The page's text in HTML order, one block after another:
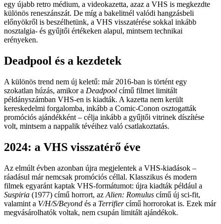
egy újabb retro médium, a videokazetta, azaz a VHS is megkezdte
különös reneszánszát. De míg a bakelitnél valódi hangzásbeli
előnyökről is beszélhetünk, a VHS visszatérése sokkal inkább
nosztalgia- és gyűjtői értékeken alapul, mintsem technikai
erényeken.
Deadpool és a kezdetek
A különös trend nem új keletű: már 2016-ban is történt egy
szokatlan húzás, amikor a Deadpool című filmet limitált
példányszámban VHS-en is kiadták. A kazetta nem került
kereskedelmi forgalomba, inkább a Comic-Conon osztogatták
promóciós ajándékként – célja inkább a gyűjtői vitrinek díszítése
volt, mintsem a nappalik tévéihez való csatlakoztatás.
2024: a VHS visszatérő éve
Az elmúlt évben azonban újra megjelentek a VHS-kiadások –
ráadásul már nemcsak promóciós céllal. Klasszikus és modern
filmek egyaránt kaptak VHS-formátumot: újra kiadták például a
Suspiria (1977) című horrort, az Alien: Romulus című új sci-fit,
valamint a V/H/S/Beyond és a Terrifiercímű horrorokat is. Ezek már
megvásárolhatók voltak, nem csupán limitált ajándékok.